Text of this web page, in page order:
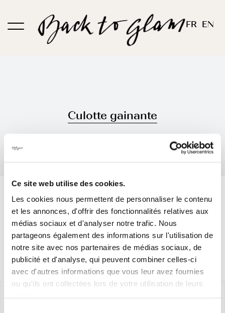
Ce site web utilise des cookies.
Les cookies nous permettent de personnaliser le contenu
et les annonces, d'offrir des fonctionnalités relatives aux
médias sociaux et d'analyser notre trafic. Nous
partageons également des informations sur l'utilisation de
notre site avec nos partenaires de médias sociaux, de
publicité et d'analyse, qui peuvent combiner celles-ci
avec d'autres informations que vous leur avez fournies
ou qu'ils ont collectées lors de votre utilisation de leurs
au
FR EN
Culotte gainante
Trier parCommande par défaut
Montrer12 produits